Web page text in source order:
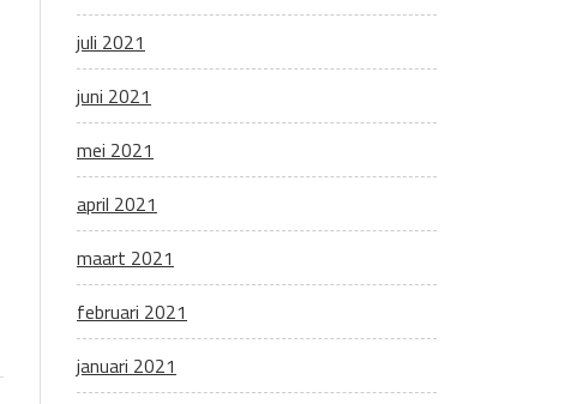
juli 2021
juni 2021
mei 2021
april 2021
maart 2021
februari 2021
januari 2021